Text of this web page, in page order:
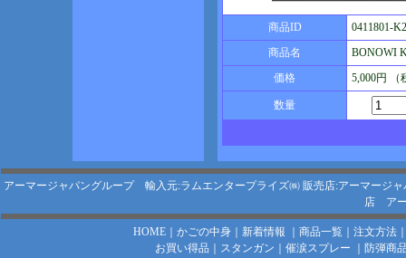
商品ID
0411801-
商品名
BONOWI
価格
5,000円 （
数量
アーマージャパングループ 輸入元:ラムエンタープライズ㈱ 販売店:アーマージャ
店
ア
HOME｜ かごの中身｜ 新着情報 商品一覧｜ 注文方法
お買い得品
スタンガン 催涙スプレー 防弾商